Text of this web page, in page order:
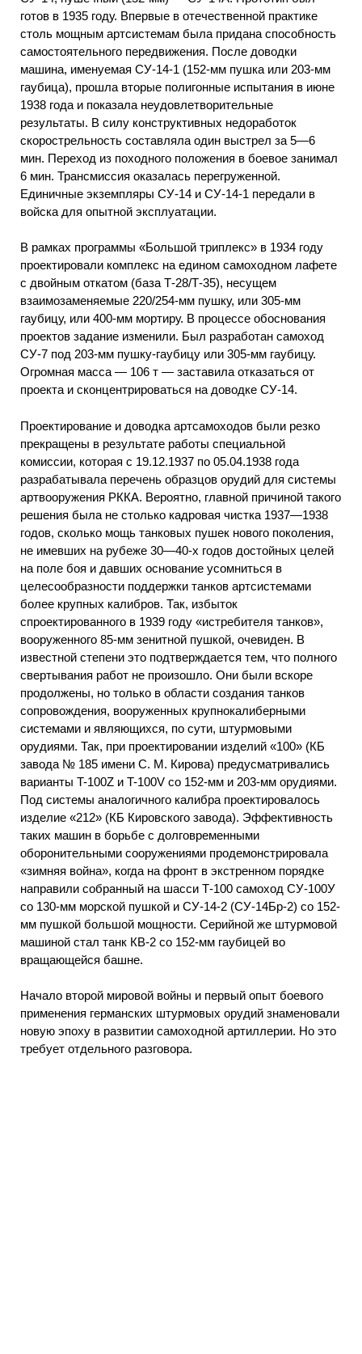
готов в 1935 году. Впервые в отечественной практике
столь мощным артсистемам была придана способность
самостоятельного передвижения. После доводки
машина, именуемая СУ-14-1 (152-мм пушка или 203-мм
гаубица), прошла вторые полигонные испытания в июне
1938 года и показала неудовлетворительные
результаты. В силу конструктивных недоработок
скорострельность составляла один выстрел за 5—6
мин. Переход из походного положения в боевое занимал
6 мин. Трансмиссия оказалась перегруженной.
Единичные экземпляры СУ-14 и СУ-14-1 передали в
войска для опытной эксплуатации.
В рамках программы «Большой триплекс» в 1934 году
проектировали комплекс на едином самоходном лафете
с двойным откатом (база Т-28/Т-35), несущем
взаимозаменяемые 220/254-мм пушку, или 305-мм
гаубицу, или 400-мм мортиру. В процессе обоснования
проектов задание изменили. Был разработан самоход
СУ-7 под 203-мм пушку-гаубицу или 305-мм гаубицу.
Огромная масса — 106 т — заставила отказаться от
проекта и сконцентрироваться на доводке СУ-14.
Проектирование и доводка артсамоходов были резко
прекращены в результате работы специальной
комиссии, которая с 19.12.1937 по 05.04.1938 года
разрабатывала перечень образцов орудий для системы
артвооружения РККА. Вероятно, главной причиной такого
решения была не столько кадровая чистка 1937—1938
годов, сколько мощь танковых пушек нового поколения,
не имевших на рубеже 30—40-х годов достойных целей
на поле боя и давших основание усомниться в
целесообразности поддержки танков артсистемами
более крупных калибров. Так, избыток
спроектированного в 1939 году «истребителя танков»,
вооруженного 85-мм зенитной пушкой, очевиден. В
известной степени это подтверждается тем, что полного
свертывания работ не произошло. Они были вскоре
продолжены, но только в области создания танков
сопровождения, вооруженных крупнокалиберными
системами и являющихся, по сути, штурмовыми
орудиями. Так, при проектировании изделий «100» (КБ
завода № 185 имени С. М. Кирова) предусматривались
варианты T-100Z и T-100V со 152-мм и 203-мм орудиями.
Под системы аналогичного калибра проектировалось
изделие «212» (КБ Кировского завода). Эффективность
таких машин в борьбе с долговременными
оборонительными сооружениями продемонстрировала
«зимняя война», когда на фронт в экстренном порядке
направили собранный на шасси Т-100 самоход СУ-100У
со 130-мм морской пушкой и СУ-14-2 (СУ-14Бр-2) со 152-
мм пушкой большой мощности. Серийной же штурмовой
машиной стал танк КВ-2 со 152-мм гаубицей во
вращающейся башне.
Начало второй мировой войны и первый опыт боевого
применения германских штурмовых орудий знаменовали
новую эпоху в развитии самоходной артиллерии. Но это
требует отдельного разговора.